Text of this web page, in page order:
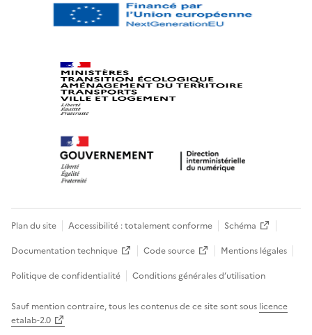
Plan du site Accessibilité : totalement conforme
Schéma
Documentation technique
Code source
Mentions légales
Politique de confidentialité
Conditions générales d’utilisation
Sauf mention contraire, tous les contenus de ce site sont sous licence
etalab-2.0